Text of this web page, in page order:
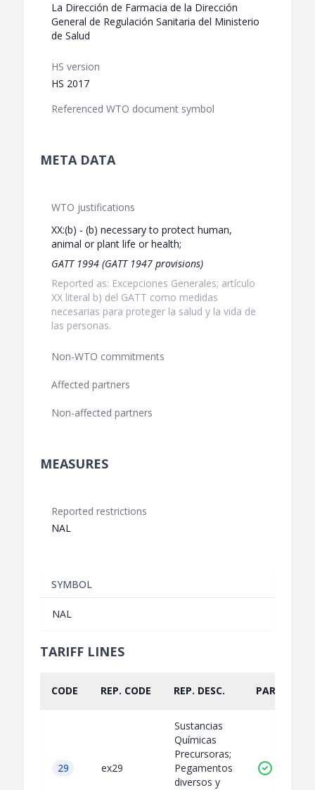
La Dirección de Farmacia de la Dirección
General de Regulación Sanitaria del Ministerio
de Salud
HS version
HS 2017
Referenced WTO document symbol
META DATA
WTO justifications
XX:(b) - (b) necessary to protect human,
animal or plant life or health;
GATT 1994 (GATT 1947 provisions)
Reported as: Excepciones Generales; artículo
XX literal b) del GATT como medidas
necesarias para proteger la salud y la vida de
las personas.
Non-WTO commitments
Affected partners
Non-affected partners
MEASURES
Reported restrictions
NAL
SYMBOL
NAL
TARIFF LINES
CODE REP. CODE REP. DESC. PART.
29 ex29
Sustancias
Químicas
Precursoras;
Pegamentos
diversos y